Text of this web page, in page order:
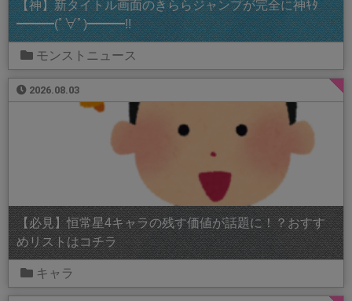
【神】新タイトル画面のきららジャンプが完全に神ｷﾀ
━━━(ﾟ∀ﾟ)━━━!!
モンストニュース
2026.08.03
【必見】恒常星4キャラの残す価値が話題に！？おすす
めリストはコチラ
キャラ